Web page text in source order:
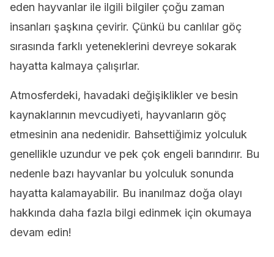
eden hayvanlar ile ilgili bilgiler çoğu zaman
insanları şaşkına çevirir. Çünkü bu canlılar göç
sırasında farklı yeteneklerini devreye sokarak
hayatta kalmaya çalışırlar.
Atmosferdeki, havadaki değişiklikler ve besin
kaynaklarının mevcudiyeti, hayvanların göç
etmesinin ana nedenidir. Bahsettiğimiz yolculuk
genellikle uzundur ve pek çok engeli barındırır. Bu
nedenle bazı hayvanlar bu yolculuk sonunda
hayatta kalamayabilir. Bu inanılmaz doğa olayı
hakkında daha fazla bilgi edinmek için okumaya
devam edin!